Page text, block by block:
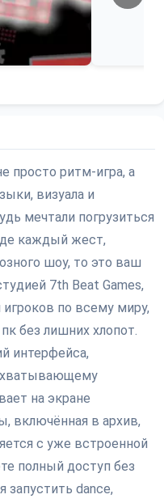
просто ритм-игра, а
визуала и
мечтали погрузиться
каждый жест,
шоу, то это ваш
7th Beat Games,
по всему миру,
без лишних хлопот.
интерфейса,
на экране
включённая в архив,
с уже встроенной
полный доступ без
запустить dance,